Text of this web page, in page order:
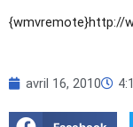
{wmvremote}http://
avril 16, 2010